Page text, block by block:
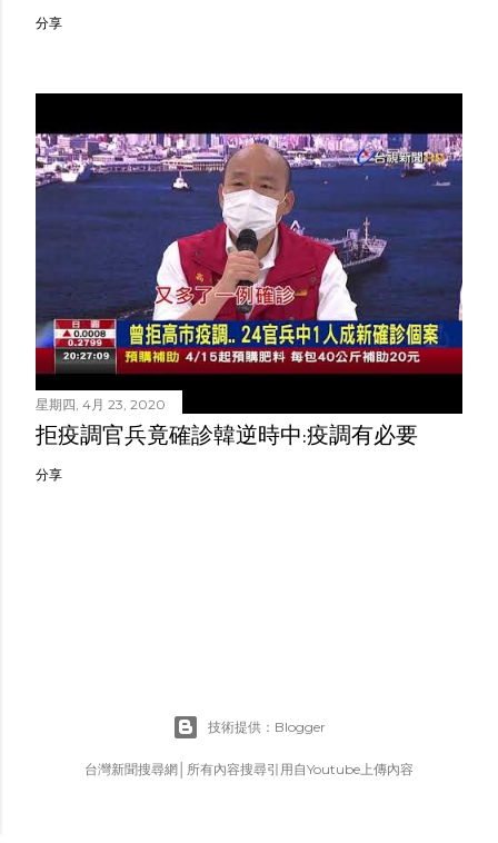
分享
星期四, 4月 23, 2020
拒疫調官兵竟確診韓逆時中:疫調有必要
分享
技術提供：Blogger
台灣新聞搜尋網│所有內容搜尋引用自Youtube上傳內容